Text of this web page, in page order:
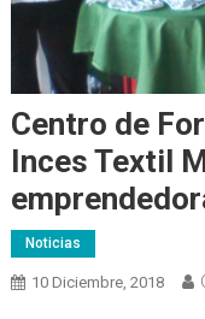
Centro de
Inces Textil
Noticias
10 Diciembre, 2018